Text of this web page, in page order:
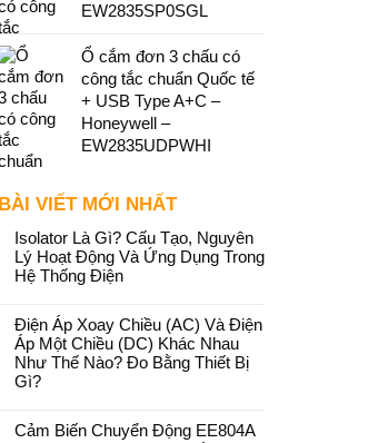
EW2835SP0SGL
Ổ cắm đơn 3 chấu có
công tắc chuẩn Quốc tế
+ USB Type A+C –
Honeywell –
EW2835UDPWHI
BÀI VIẾT MỚI NHẤT
Isolator Là Gì? Cấu Tạo, Nguyên
Lý Hoạt Động Và Ứng Dụng Trong
Hệ Thống Điện
Điện Áp Xoay Chiều (AC) Và Điện
Áp Một Chiều (DC) Khác Nhau
Như Thế Nào? Đo Bằng Thiết Bị
Gì?
Cảm Biến Chuyển Động EE804A